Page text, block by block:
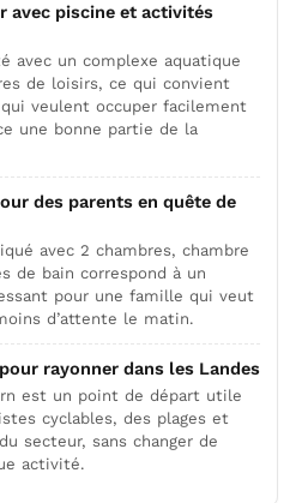
avec piscine et activités
avec un complexe aquatique
de loisirs, ce qui convient
veulent occuper facilement
une bonne partie de la
des parents en quête de
avec 2 chambres, chambre
de bain correspond à un
pour une famille qui veut
d’attente le matin.
rayonner dans les Landes
est un point de départ utile
cyclables, des plages et
secteur, sans changer de
activité.